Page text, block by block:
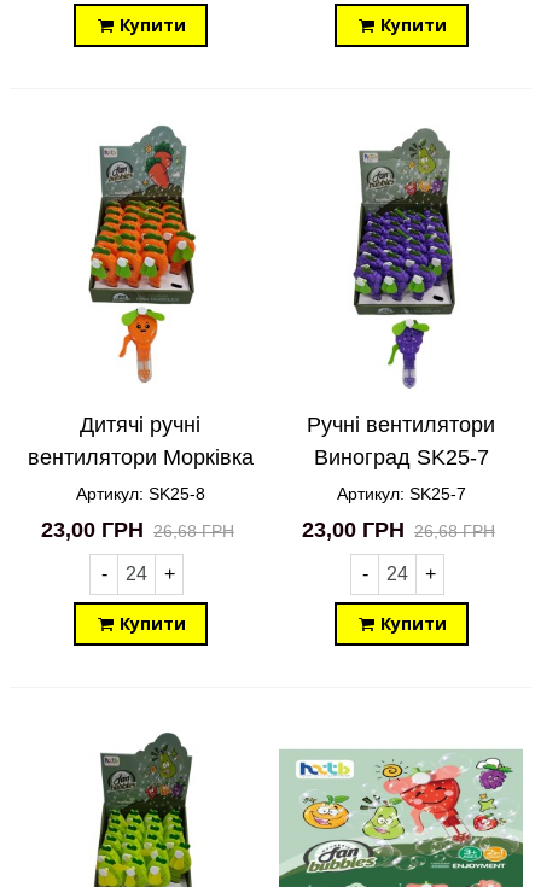
Купити Купити
Дитячі ручні
вентилятори Морківка
SK25-8
Артикул: SK25-8
23,00 ГРН 26,68 ГРН
- +
Купити
Ручні вентилятори
Виноград SK25-7
Артикул: SK25-7
23,00 ГРН 26,68 ГРН
- +
Купити